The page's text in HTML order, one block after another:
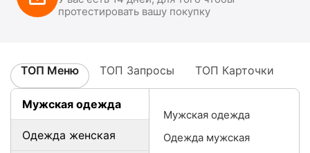
протестировать вашу покупку
ТОП Меню ТОП Запросы ТОП Карточки
Мужская одежда
Одежда женская
Мужская одежда
Одежда мужская